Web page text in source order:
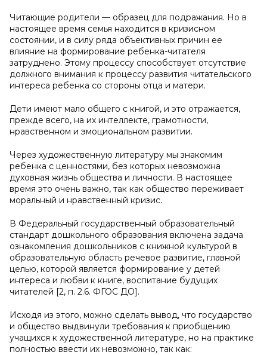
Читающие родители — образец для подражания. Но в
настоящее время семья находится в кризисном
состоянии, и в силу ряда объективных причин ее
влияние на формирование ребенка-читателя
затруднено. Этому процессу способствует отсутствие
должного внимания к процессу развития читательского
интереса ребенка со стороны отца и матери.
Дети имеют мало общего с книгой, и это отражается,
прежде всего, на их интеллекте, грамотности,
нравственном и эмоциональном развитии.
Через художественную литературу мы знакомим
ребенка с ценностями, без которых невозможна
духовная жизнь общества и личности. В настоящее
время это очень важно, так как общество переживает
моральный и нравственный кризис.
В Федеральный государственный образовательный
стандарт дошкольного образования включена задача
ознакомления дошкольников с книжной культурой в
образовательную область речевое развитие, главной
целью, которой является формирование у детей
интереса и любви к книге, воспитание будущих
читателей [2, п. 2.6. ФГОС ДО].
Исходя из этого, можно сделать вывод, что государство
и общество выдвинули требования к приобщению
учащихся к художественной литературе, но на практике
полностью ввести их невозможно, так как: